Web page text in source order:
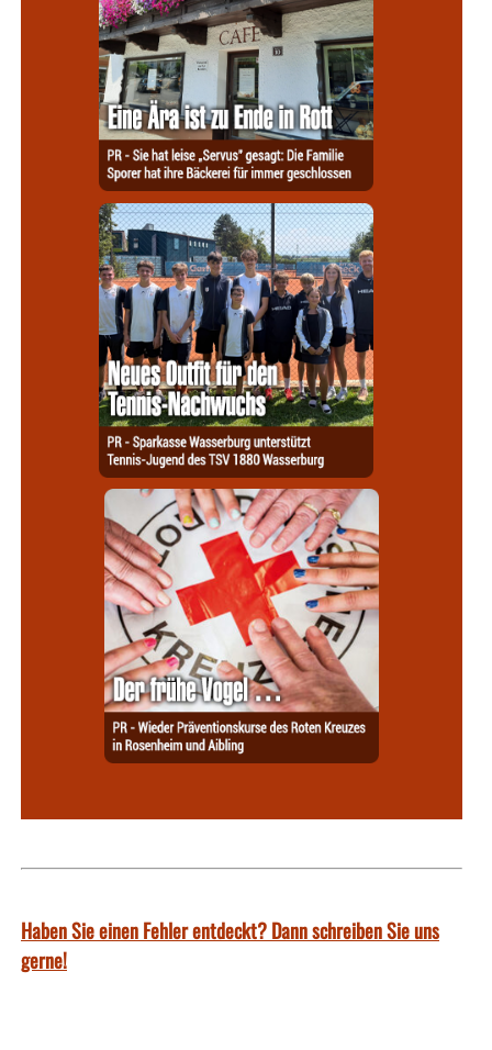
Haben Sie einen Fehler entdeckt? Dann schreiben Sie uns
gerne!